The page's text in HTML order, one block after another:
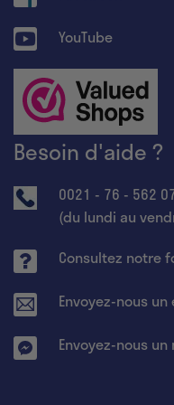
YouTube
Besoin d'aide ?
0021 - 76 - 562
(du lundi au
Consultez notre
Envoyez-nous un
Envoyez-nous